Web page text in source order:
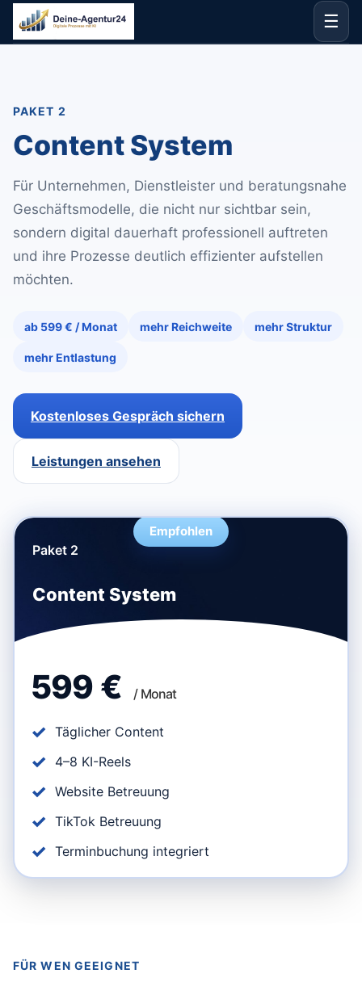
☰
PAKET 2
Content System
Für Unternehmen, Dienstleister und beratungsnahe
Geschäftsmodelle, die nicht nur sichtbar sein,
sondern digital dauerhaft professionell auftreten
und ihre Prozesse deutlich effizienter aufstellen
möchten.
ab 599 € / Monat mehr Reichweite mehr Struktur
mehr Entlastung
Kostenloses Gespräch sichern
Leistungen ansehen
Empfohlen
Paket 2
Content System
599 € / Monat
Täglicher Content
4–8 KI-Reels
Website Betreuung
TikTok Betreuung
Terminbuchung integriert
FÜR WEN GEEIGNET